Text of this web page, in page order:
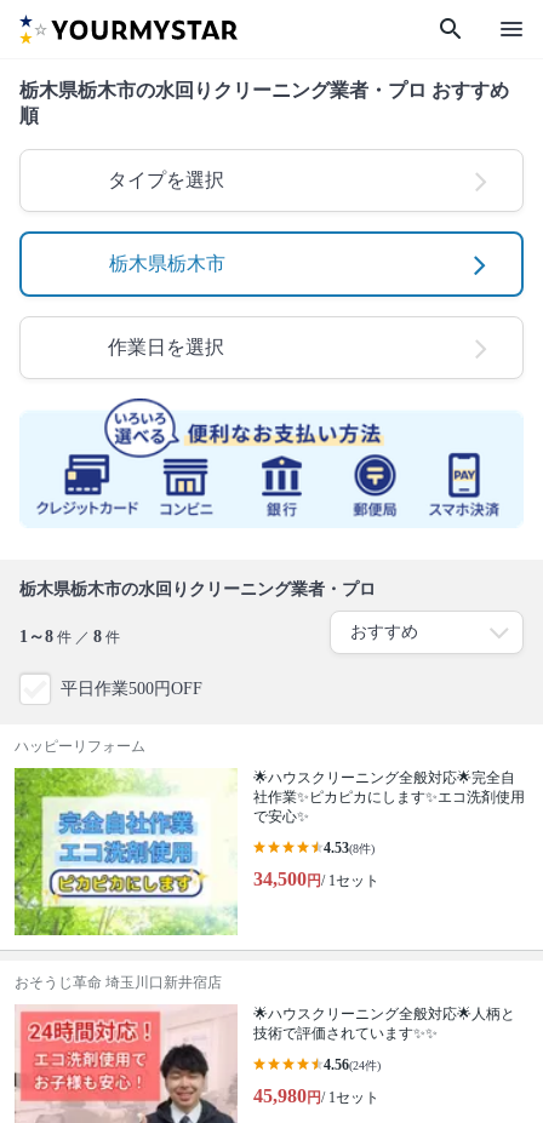
search menu
栃木県栃木市の水回りクリーニング業者・プロ おすすめ
順
タイプを選択
栃木県栃木市
作業日を選択
栃木県栃木市の水回りクリーニング業者・プロ
1～8 件 ／ 8 件
平日作業500円OFF
ハッピーリフォーム
🌟ハウスクリーニング全般対応🌟完全自
社作業✨️ピカピカにします✨️エコ洗剤使用
で安心✨
4.53(8件)
34,500円/ 1セット
おそうじ革命 埼玉川口新井宿店
🌟ハウスクリーニング全般対応🌟人柄と
技術で評価されています✨✨
4.56(24件)
45,980円/ 1セット